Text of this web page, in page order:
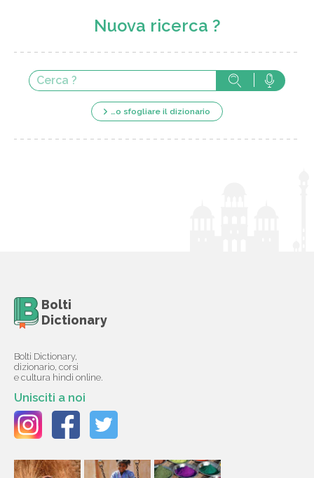
Nuova ricerca ?
…o sfogliare il dizionario
Bolti
Dictionary
Bolti Dictionary,
dizionario, corsi
e cultura hindi online.
Unisciti a noi